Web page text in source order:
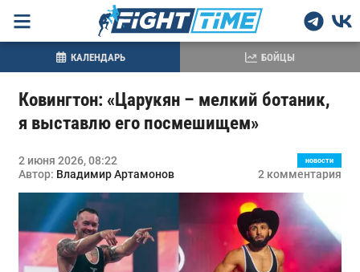
Ковингтон: «Царукян – мелкий ботаник,
я выставлю его посмешищем»
2 июня 2026, 08:22
Автор: Владимир Артамонов 2 комментария
новости
КАЛЕНДАРЬ БОЙЦЫ